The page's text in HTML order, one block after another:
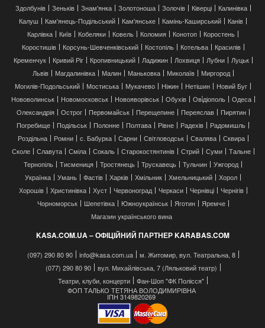
Здолбунів
Зеньків Знам'янка Золотоноша Золочів Ківерці
Калинівка
Калуш
Кам'янець-Подільський Кам'янське Камінь-Каширський
Канів
Карлівка
Київ Кобеляки Ковель Коломия Конотоп
Коростень
Коростишів
Корсунь-Шевченківський Костопіль Котельва
Красилів
Кременчук
Кривий Ріг Кропивницький Ладижин Лохвиця Лубни
Луцьк
Львів
Магдалинівка Малин Маньковка Миколаїв
Миргород
Могилів-Подольський
Мостиська Мукачево Ніжин Нетішин
Новий Буг
Нововолинськ
Новомосковськ Новояворівськ Обухів Ові́діополь
Одеса
Олександрія
Острог Первомайськ Перещепине Переяслав
Пирятин
Погребище
Подільськ Полонне Полтава Рівне Радехів
Радомишль
Роздільна
Ромни с. Бабурка Сарни Світловодськ Свалява
Сквира
Сколе
Славута Сміла Сокаль Старокостянтинів Стрий Суми
Тальне
Тернопіль
Тисмениця Тростянець Трускавець Тульчин
Ужгород
Українка
Умань Фастів Харків Хмільник Хмельницький
Хорол
Хорошів
Христинівка Хуст Червоноград Черкаси Чернівці
Чернігів
Чорноморськ
Шепетівка Южноукраїнськ Яготин
Яремче
Магазин українського вина
KASA.COM.UA – ОФІЦІЙНИЙ ПАРТНЕР KARABAS.COM
(097) 290 80 90 info@kasa.com.ua
м. Житомир, вул. Театральна, 8
(077) 290 80 90
вул. Михайлівська, 7 (Ляльковий театр)
Театри, клуби, концерти
Фан-Шоп "ФК Полісся"
ФОП ТАЛЬКО ТЕТЯНА ВОЛОДИМИРІВНА
ІПН 3149820269